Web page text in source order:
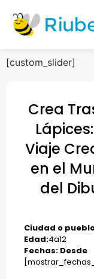
[custom_slider]
Crea
Viaje
en el
del
Ciudad o
Edad:4a12
Fechas: Desde